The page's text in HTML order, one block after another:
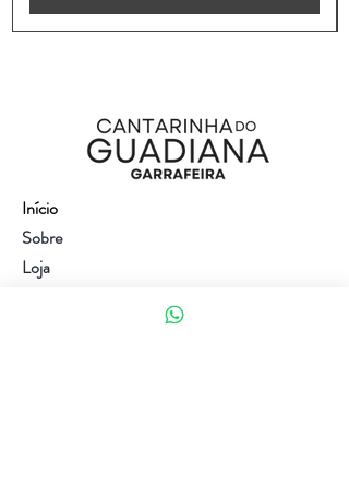
Início
Sobre
Loja